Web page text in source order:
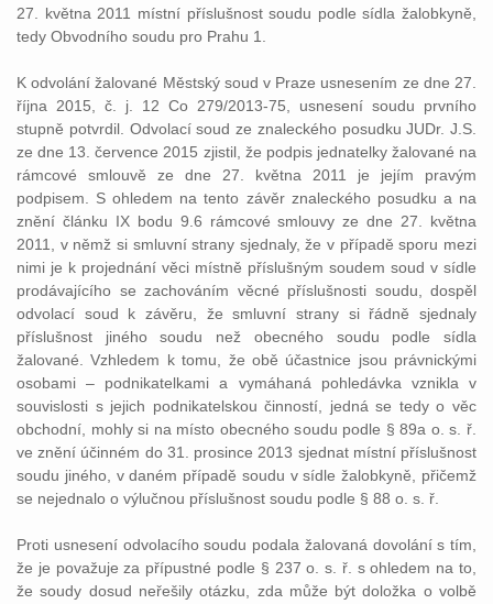
27. května 2011 místní příslušnost soudu podle sídla žalobkyně,
tedy Obvodního soudu pro Prahu 1.
K odvolání žalované Městský soud v Praze usnesením ze dne 27.
října 2015, č. j. 12 Co 279/2013-75, usnesení soudu prvního
stupně potvrdil. Odvolací soud ze znaleckého posudku JUDr. J.S.
ze dne 13. července 2015 zjistil, že podpis jednatelky žalované na
rámcové smlouvě ze dne 27. května 2011 je jejím pravým
podpisem. S ohledem na tento závěr znaleckého posudku a na
znění článku IX bodu 9.6 rámcové smlouvy ze dne 27. května
2011, v němž si smluvní strany sjednaly, že v případě sporu mezi
nimi je k projednání věci místně příslušným soudem soud v sídle
prodávajícího se zachováním věcné příslušnosti soudu, dospěl
odvolací soud k závěru, že smluvní strany si řádně sjednaly
příslušnost jiného soudu než obecného soudu podle sídla
žalované. Vzhledem k tomu, že obě účastnice jsou právnickými
osobami – podnikatelkami a vymáhaná pohledávka vznikla v
souvislosti s jejich podnikatelskou činností, jedná se tedy o věc
obchodní, mohly si na místo obecného soudu podle § 89a o. s. ř.
ve znění účinném do 31. prosince 2013 sjednat místní příslušnost
soudu jiného, v daném případě soudu v sídle žalobkyně, přičemž
se nejednalo o výlučnou příslušnost soudu podle § 88 o. s. ř.
Proti usnesení odvolacího soudu podala žalovaná dovolání s tím,
že je považuje za přípustné podle § 237 o. s. ř. s ohledem na to,
že soudy dosud neřešily otázku, zda může být doložka o volbě